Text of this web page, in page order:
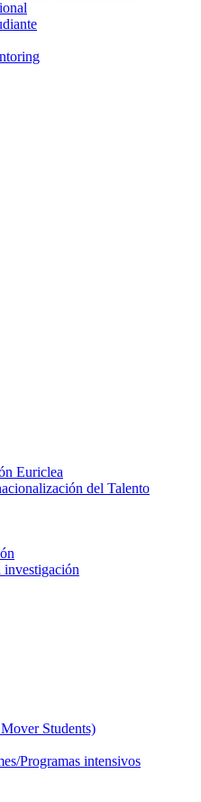
Euriclea
del Talento
investigación
Students)
Programas intensivos